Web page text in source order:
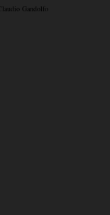
Gandolfo